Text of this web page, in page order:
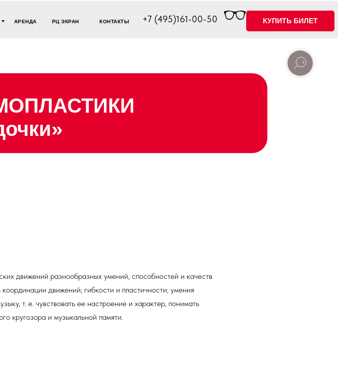
АРЕНДА РЦ ЭКРАН КОНТАКТЫ +7 (495)161-00-50 КУПИТЬ БИЛЕТ
движений разнообразных умений, способностей и качеств
движений; гибкости и пластичности; умения
т. е. чувствовать ее настроение и характер, понимать
кругозора и музыкальной памяти.